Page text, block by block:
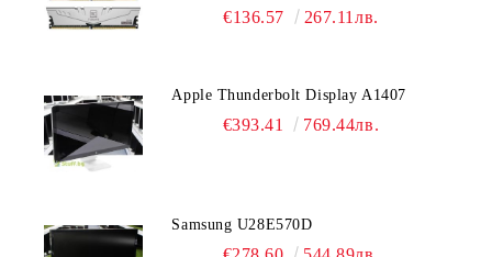
22-22-52 1.2V
€136.57 267.11лв.
Apple Thunderbolt Display A1407
€393.41 769.44лв.
Samsung U28E570D